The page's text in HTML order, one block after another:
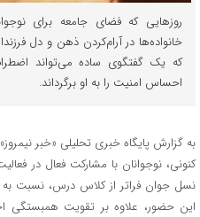
روزهایی که فضای جامعه برای
خانواده‌ها در آرام‌کردن ذهن و دل
که یک گفتگوی ساده می‌تواند
احساس امنیت را به او برگرداند.
به گزارش پایگاه خبری تحلیلی «خبر
کنونی، نوجوانان با مشارکت فعال در
نسل جوان فراتر از کلاس درس، نسبت
این حضور، علاوه بر تقویت همبستگی